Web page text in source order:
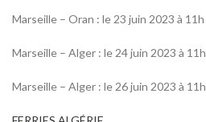
Marseille – Oran : le 23 juin 2023 à 11h
Marseille – Alger : le 24 juin 2023 à 11h
Marseille – Alger : le 26 juin 2023 à 11h